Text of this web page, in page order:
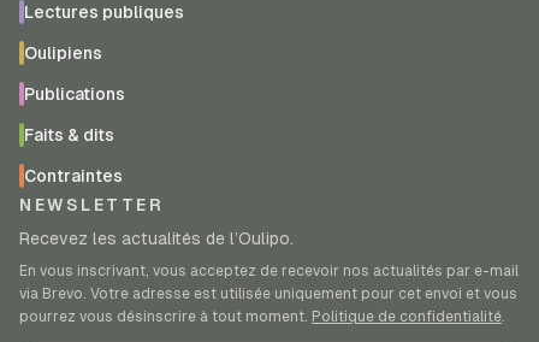
Lectures publiques
Oulipiens
Publications
Faits & dits
Contraintes
NEWSLETTER
Recevez les actualités de l’Oulipo.
En vous inscrivant, vous acceptez de recevoir nos actualités par e-mail
via Brevo. Votre adresse est utilisée uniquement pour cet envoi et vous
pourrez vous désinscrire à tout moment. Politique de confidentialité.